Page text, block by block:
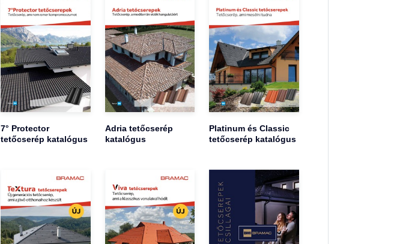
7° Protector
tetőcserép katalógus
Adria tetőcserép
katalógus
Platinum és Classic
tetőcserép katalógus